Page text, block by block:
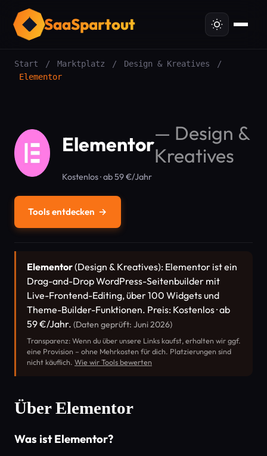
SaaSpartout
Start / Marktplatz / Design & Kreatives
/
Elementor
Elementor— Design &
Kreatives
Kostenlos · ab 59 €/Jahr
Tools entdecken →
Elementor(Design & Kreatives): Elementor ist ein
Drag-and-Drop WordPress-Seitenbuilder mit
Live-Frontend-Editing, über 100 Widgets und
Theme-Builder-Funktionen. Preis: Kostenlos · ab
59 €/Jahr. (Daten geprüft: Juni 2026)
Transparenz: Wenn du über unsere Links kaufst, erhalten wir ggf.
eine Provision – ohne Mehrkosten für dich. Platzierungen sind
nicht käuflich. Wie wir Tools bewerten
Über Elementor
Was ist Elementor?